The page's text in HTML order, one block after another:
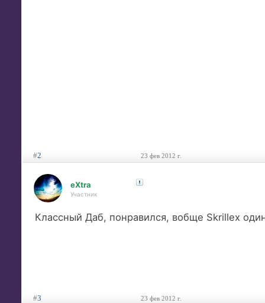
#2 23 фев 2012 г.
eXtra
Участник
Классный Даб, понравился, вобще Skrillex
#3 23 фев 2012 г.